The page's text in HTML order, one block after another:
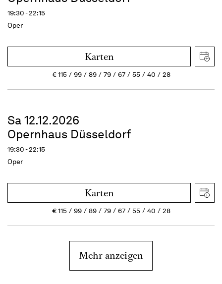
19:30 - 22:15
Oper
Karten
€115 99 89 79 67 55 40 28
Sa 12.12.2026
Opernhaus Düsseldorf
19:30 - 22:15
Oper
Karten
€115 99 89 79 67 55 40 28
Mehr anzeigen